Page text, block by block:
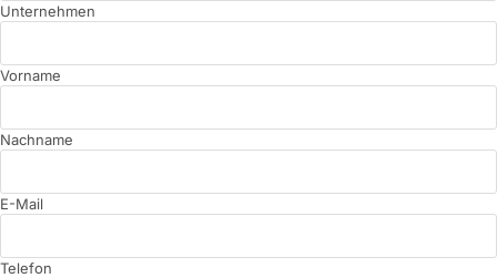
Unternehmen
Vorname
Nachname
E-Mail
Telefon